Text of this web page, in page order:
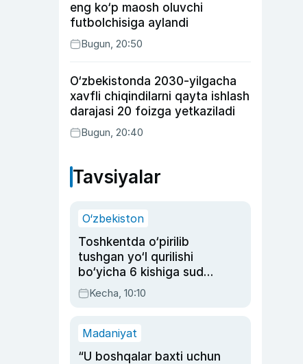
eng ko‘p maosh oluvchi
futbolchisiga aylandi
Bugun, 20:50
O‘zbekistonda 2030-yilgacha
xavfli chiqindilarni qayta ishlash
darajasi 20 foizga yetkaziladi
Bugun, 20:40
Tavsiyalar
O‘zbekiston
Toshkentda o‘pirilib
tushgan yo‘l qurilishi
bo‘yicha 6 kishiga sud
hukmi o‘qildi
Kecha, 10:10
Madaniyat
“U boshqalar baxti uchun